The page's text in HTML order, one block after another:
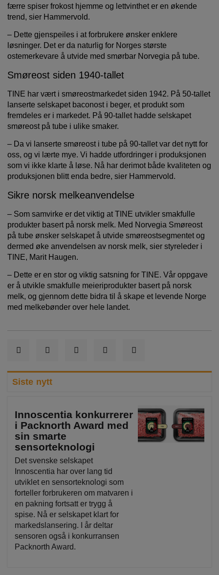
færre spiser frokost hjemme og lettvinthet er en økende
trend, sier Hammervold.
– Dette gjenspeiles i at forbrukere ønsker enklere
løsninger. Det er da naturlig for Norges største
ostemerkevare å utvide med smørbar Norvegia på tube.
Smøreost siden 1940-tallet
TINE har vært i smøreostmarkedet siden 1942. På 50-tallet
lanserte selskapet baconost i beger, et produkt som
fremdeles er i markedet. På 90-tallet hadde selskapet
smøreost på tube i ulike smaker.
– Da vi lanserte smøreost i tube på 90-tallet var det nytt for
oss, og vi lærte mye. Vi hadde utfordringer i produksjonen
som vi ikke klarte å løse. Nå har derimot både kvaliteten og
produksjonen blitt enda bedre, sier Hammervold.
Sikre norsk melkeanvendelse
– Som samvirke er det viktig at TINE utvikler smakfulle
produkter basert på norsk melk. Med Norvegia Smøreost
på tube ønsker selskapet å utvide smøreostsegmentet og
dermed øke anvendelsen av norsk melk, sier styreleder i
TINE, Marit Haugen.
– Dette er en stor og viktig satsning for TINE. Vår oppgave
er å utvikle smakfulle meieriprodukter basert på norsk
melk, og gjennom dette bidra til å skape et levende Norge
med melkebønder over hele landet.
Siste nytt
Innoscentia konkurrerer
i Packnorth Award med
sin smarte
sensorteknologi
Det svenske selskapet
Innoscentia har over lang tid
utviklet en sensorteknologi som
forteller forbrukeren om matvaren i
en pakning fortsatt er trygg å
spise. Nå er selskapet klart for
markedslansering. I år deltar
sensoren også i konkurransen
Packnorth Award.